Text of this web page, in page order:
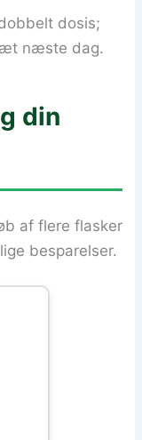
dosis;
næste dag.
din
af flere flasker
besparelser.